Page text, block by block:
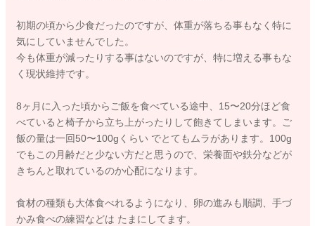
初期の頃から少食だったのですが、体重が落ちる事もなく特に
気にしていませんでした。
今も体重が減ったりする事はないのですが、特に増える事もな
く現状維持です。
8ヶ月に入った頃からご飯を食べている途中、15〜20分ほど食
べていると椅子から立ち上がったりして飽きてしまいます。ご
飯の量は一回50〜100gくらい でとてもムラがあります。100g
でもこの月齢だと少ない方だと思うので、栄養面や鉄分などが
きちんと取れているのか心配になります。
食材の種類も大体食べれるようになり、卵の進みも順調、手づ
かみ食べの練習などは たまにしてます。